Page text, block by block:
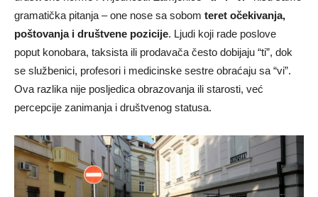
gramatička pitanja – one nose sa sobom teret očekivanja,
poštovanja i društvene pozicije. Ljudi koji rade poslove
poput konobara, taksista ili prodavača često dobijaju “ti”, dok
se službenici, profesori i medicinske sestre obraćaju sa “vi”.
Ova razlika nije posljedica obrazovanja ili starosti, već
percepcije zanimanja i društvenog statusa.